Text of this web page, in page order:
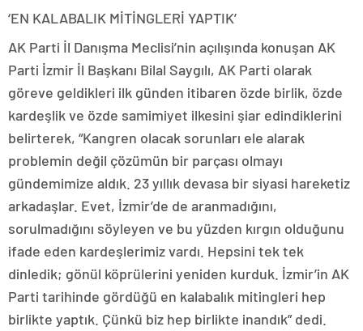
‘EN KALABALIK MİTİNGLERİ YAPTIK’
AK Parti İl Danışma Meclisi’nin açılışında konuşan AK
Parti İzmir İl Başkanı Bilal Saygılı, AK Parti olarak
göreve geldikleri ilk günden itibaren özde birlik, özde
kardeşlik ve özde samimiyet ilkesini şiar edindiklerini
belirterek, “Kangren olacak sorunları ele alarak
problemin değil çözümün bir parçası olmayı
gündemimize aldık. 23 yıllık devasa bir siyasi hareketiz
arkadaşlar. Evet, İzmir’de de aranmadığını,
sorulmadığını söyleyen ve bu yüzden kırgın olduğunu
ifade eden kardeşlerimiz vardı. Hepsini tek tek
dinledik; gönül köprülerini yeniden kurduk. İzmir’in AK
Parti tarihinde gördüğü en kalabalık mitingleri hep
birlikte yaptık. Çünkü biz hep birlikte inandık” dedi.